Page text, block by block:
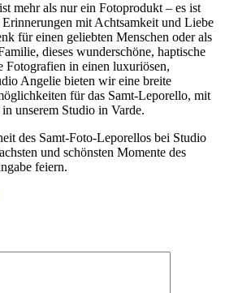
mehr als nur ein Fotoprodukt – es ist
mit Achtsamkeit und Liebe
für einen geliebten Menschen oder als
dieses wunderschöne, haptische
Fotografien in einen luxuriösen,
Angelie bieten wir eine breite
für das Samt-Leporello, mit
unserem Studio in Varde.
des Samt-Foto-Leporellos bei Studio
und schönsten Momente des
feiern.